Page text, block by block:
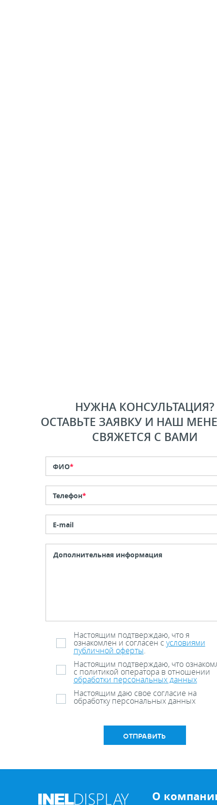
НУЖНА КОНСУЛЬТАЦИЯ?
ОСТАВЬТЕ ЗАЯВКУ И НАШ
СВЯЖЕТСЯ С ВАМИ
ФИО*
Телефон*
E-mail
Настоящим подтверждаю, что я
ознакомлен и согласен с условиями
публичной оферты.
Настоящим подтверждаю, что
с политикой оператора в отношении
обработки персональных данных
Настоящим даю свое согласие на
обработку персональных данных
ОТПРАВИТЬ
О